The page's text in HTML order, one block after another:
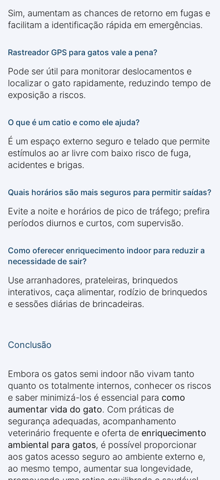
Sim, aumentam as chances de retorno em fugas e
facilitam a identificação rápida em emergências.
Rastreador GPS para gatos vale a pena?
Pode ser útil para monitorar deslocamentos e
localizar o gato rapidamente, reduzindo tempo de
exposição a riscos.
O que é um catio e como ele ajuda?
É um espaço externo seguro e telado que permite
estímulos ao ar livre com baixo risco de fuga,
acidentes e brigas.
Quais horários são mais seguros para permitir saídas?
Evite a noite e horários de pico de tráfego; prefira
períodos diurnos e curtos, com supervisão.
Como oferecer enriquecimento indoor para reduzir a
necessidade de sair?
Use arranhadores, prateleiras, brinquedos
interativos, caça alimentar, rodízio de brinquedos
e sessões diárias de brincadeiras.
Conclusão
Embora os gatos semi indoor não vivam tanto
quanto os totalmente internos, conhecer os riscos
e saber minimizá-los é essencial para como
aumentar vida do gato. Com práticas de
segurança adequadas, acompanhamento
veterinário frequente e oferta de enriquecimento
ambiental para gatos, é possível proporcionar
aos gatos acesso seguro ao ambiente externo e,
ao mesmo tempo, aumentar sua longevidade,